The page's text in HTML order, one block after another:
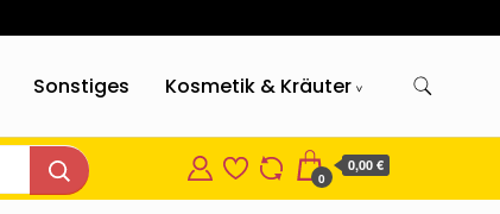
Sonstiges Kosmetik & Kräuter
0
0,00 €